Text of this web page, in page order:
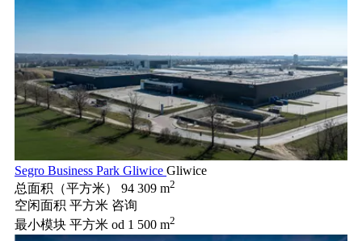
Segro Business Park Gliwice Gliwice
总面积（平方米）
94 309 m2
空闲面积 平方米 咨询
最小模块 平方米 od 1 500 m2